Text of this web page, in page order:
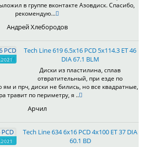
в группе вконтакте Азовдиск. Спасибо,
рекомендую...
Андрей Хлебородов
Tech Line 619 6.5x16 PCD 5x114.3 ET 46
DIA 67.1 BLM
Диски из пластилина, сплав
отвратительный, при езде по
ям и прч, диски не бились, но все квадратные,
травит по периметру, я ..
Арчил
Tech Line 634 6x16 PCD 4x100 ET 37 DIA
60.1 BD